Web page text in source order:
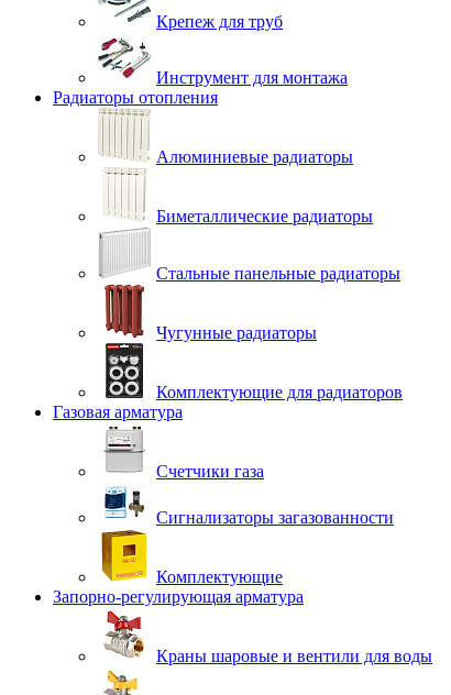
Крепеж для труб
Инструмент для монтажа
Радиаторы отопления
Алюминиевые радиаторы
Биметаллические радиаторы
Стальные панельные радиаторы
Чугунные радиаторы
Комплектующие для радиаторов
Газовая арматура
Счетчики газа
Сигнализаторы загазованности
Комплектующие
Запорно-регулирующая арматура
Краны шаровые и вентили для воды